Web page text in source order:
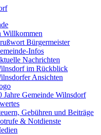
Willkommen
Bürgermeister
Infos
Nachrichten
im Rückblick
Ansichten
Jahre Gemeinde Wilnsdorf
Gebühren und Beiträge
& Notdienste